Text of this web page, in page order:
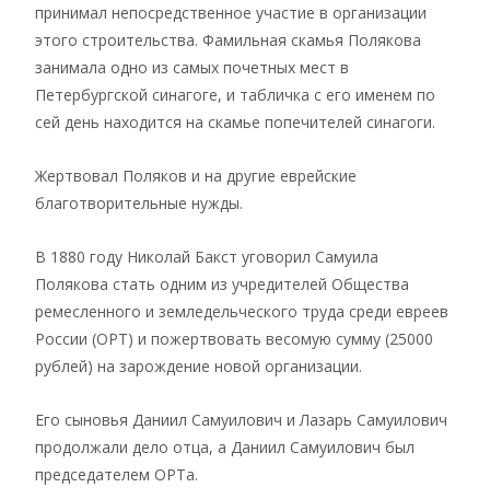
принимал непосредственное участие в организации
этого строительства. Фамильная скамья Полякова
занимала одно из самых почетных мест в
Петербургской синагоге, и табличка с его именем по
сей день находится на скамье попечителей синагоги.
Жертвовал Поляков и на другие еврейские
благотворительные нужды.
В 1880 году Николай Бакст уговорил Самуила
Полякова стать одним из учредителей Общества
ремесленного и земледельческого труда среди евреев
России (ОРТ) и пожертвовать весомую сумму (25000
рублей) на зарождение новой организации.
Его сыновья Даниил Самуилович и Лазарь Самуилович
продолжали дело отца, а Даниил Самуилович был
председателем ОРТа.